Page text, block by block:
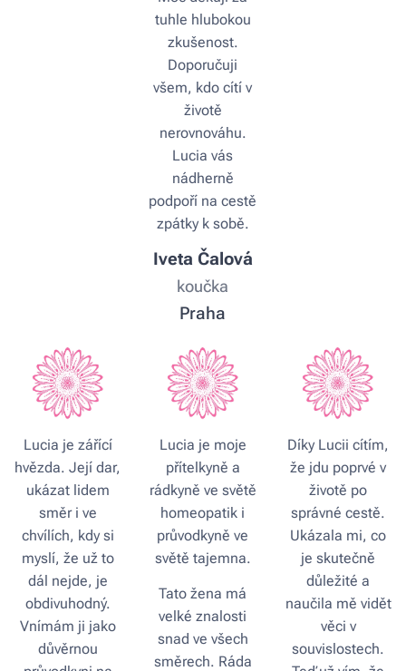
tuhle hlubokou
zkušenost.
Doporučuji
všem, kdo cítí v
životě
nerovnováhu.
Lucia vás
nádherně
podpoří na cestě
zpátky k sobě.
Iveta Čalová
koučka
Praha
Lucia je zářící
hvězda. Její dar,
ukázat lidem
směr i ve
chvílích, kdy si
myslí, že už to
dál nejde, je
obdivuhodný.
Vnímám ji jako
důvěrnou
Lucia je moje
přítelkyně a
rádkyně ve světě
homeopatik i
průvodkyně ve
světě tajemna.
Tato žena má
velké znalosti
snad ve všech
směrech. Ráda
Díky Lucii cítím,
že jdu poprvé v
životě po
správné cestě.
Ukázala mi, co
je skutečně
důležité a
naučila mě vidět
věci v
souvislostech.